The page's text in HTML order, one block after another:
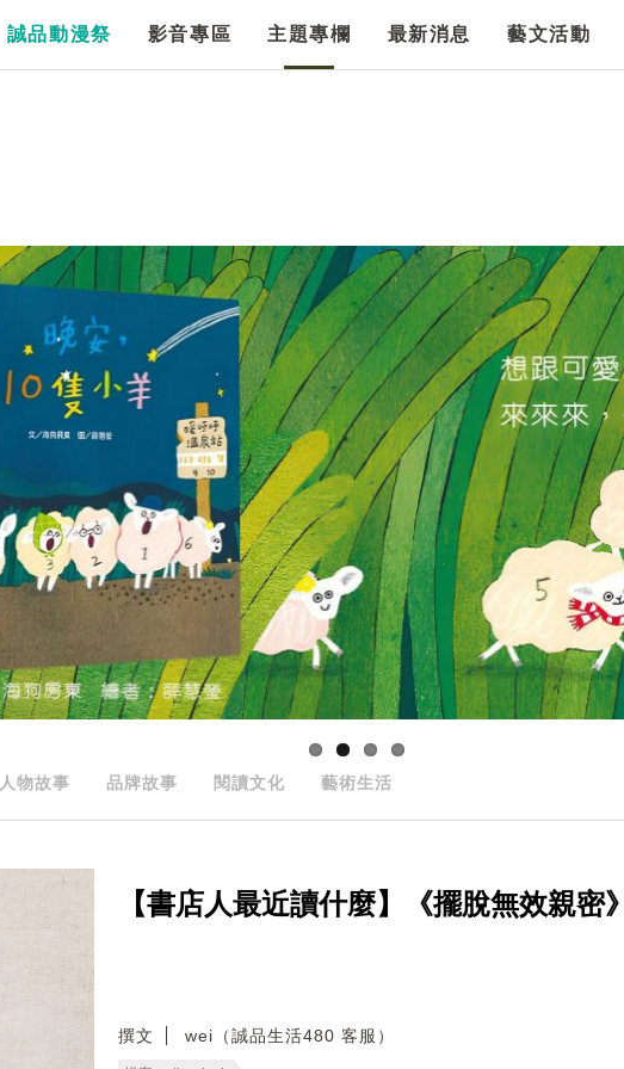
誠品動漫祭 影音專區 主題專欄 最新消息 藝文活動
人物故事 品牌故事 閱讀文化 藝術生活
【書店人最近讀什麼】《擺脫無效親密
撰文 wei（誠品生活480 客服）